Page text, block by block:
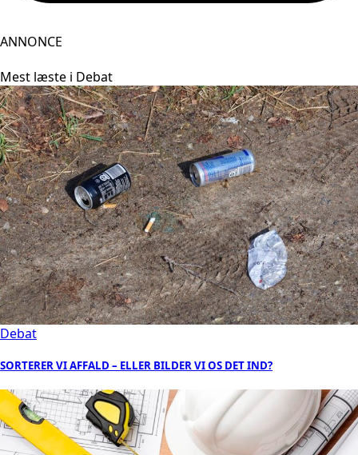
ANNONCE
Mest læste i Debat
Debat
SORTERER VI AFFALD – ELLER BILDER VI OS DET IND?